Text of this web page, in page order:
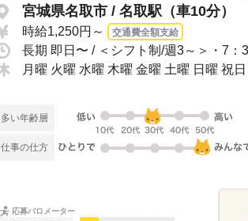
宮城県名取市 / 名取駅（車10分）
時給1,250円～ 交通費全額支給
月曜 火曜 水曜 木曜 金曜 土曜 日曜 祝
多い年齢層
仕事の仕方
応募バロメーター